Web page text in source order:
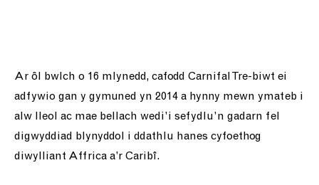
Ar ôl bwlch o 16 mlynedd, cafodd Carnifal Tre-biwt ei
adfywio gan y gymuned yn 2014 a hynny mewn ymateb i
alw lleol ac mae bellach wedi’i sefydlu’n gadarn fel
digwyddiad blynyddol i ddathlu hanes cyfoethog
diwylliant Affrica a’r Caribî.